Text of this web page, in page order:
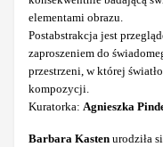
elementami obrazu.
Postabstrakcja jest
zaproszeniem do
przestrzeni, w której
kompozycji.
Kuratorka: Agnieszka
Barbara Kasten urodziła